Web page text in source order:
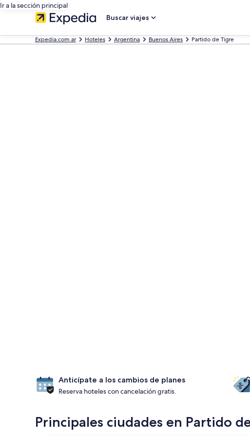
Ir a la sección principal
Buscar viajes
Expedia.com.ar Hoteles Argentina Buenos Aires Partido de Tigre
Anticípate a los cambios de planes
Reserva hoteles con cancelación gratis.
Principales ciudades en Partido